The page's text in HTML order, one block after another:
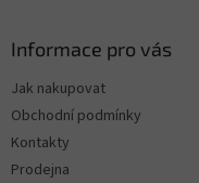
Informace pro vás
Jak nakupovat
Obchodní podmínky
Kontakty
Prodejna